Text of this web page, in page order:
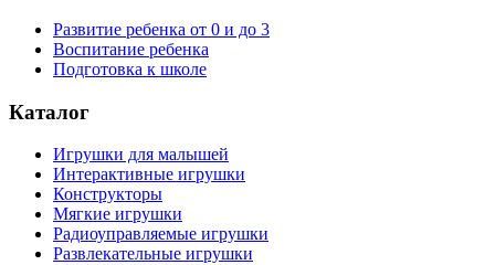
Развитие ребенка от 0 и до 3
Воспитание ребенка
Подготовка к школе
Каталог
Игрушки для малышей
Интерактивные игрушки
Конструкторы
Мягкие игрушки
Радиоуправляемые игрушки
Развлекательные игрушки